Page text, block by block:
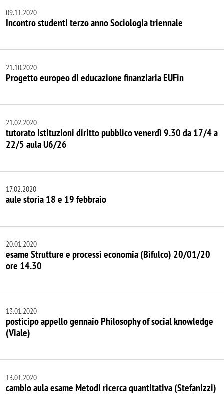
09.11.2020
Incontro studenti terzo anno Sociologia triennale
21.10.2020
Progetto europeo di educazione finanziaria EUFin
21.02.2020
tutorato Istituzioni diritto pubblico venerdì 9.30 da 17/4 a
22/5 aula U6/26
17.02.2020
aule storia 18 e 19 febbraio
20.01.2020
esame Strutture e processi economia (Bifulco) 20/01/20
ore 14.30
13.01.2020
posticipo appello gennaio Philosophy of social knowledge
(Viale)
13.01.2020
cambio aula esame Metodi ricerca quantitativa (Stefanizzi)